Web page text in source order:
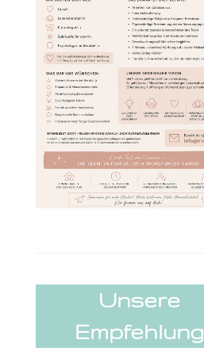
Unsere
Empfehlung